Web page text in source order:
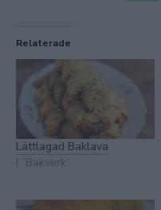
Relaterade
Lättlagad Baklava
I ”Bakverk”